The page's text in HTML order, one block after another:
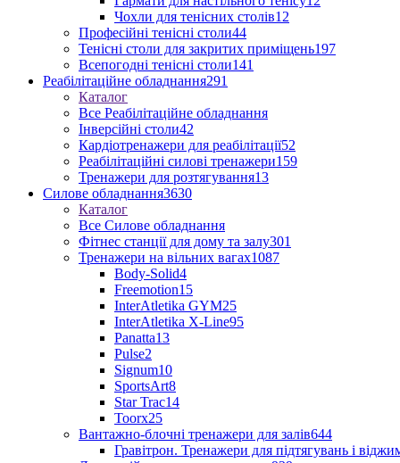
Чохли для тенісних столів12
Професійні тенісні столи44
Тенісні столи для закритих приміщень197
Всепогодні тенісні столи141
Реабілітаційне обладнання291
Каталог
Все Реабілітаційне обладнання
Інверсійні столи42
Кардіотренажери для реабілітації52
Реабілітаційні силові тренажери159
Тренажери для розтягування13
Силове обладнання3630
Каталог
Все Силове обладнання
Фітнес станції для дому та залу301
Тренажери на вільних вагах1087
Body-Solid4
Freemotion15
InterAtletika GYM25
InterAtletika X-Line95
Panatta13
Pulse2
Signum10
SportsArt8
Star Trac14
Toorx25
Вантажно-блочні тренажери для залів644
Гравітрон. Тренажери для підтягувань і